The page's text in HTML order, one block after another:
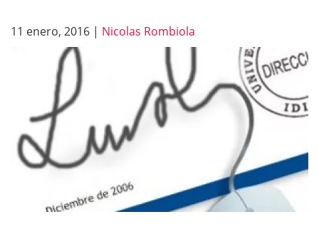
11 enero, 2016 | Nicolas Rombiola